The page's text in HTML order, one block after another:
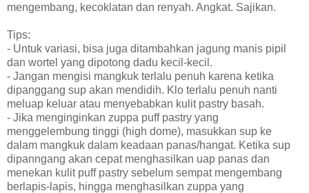
mengembang, kecoklatan dan renyah. Angkat. Sajikan.
Tips:
- Untuk variasi, bisa juga ditambahkan jagung manis pipil
dan wortel yang dipotong dadu kecil-kecil.
- Jangan mengisi mangkuk terlalu penuh karena ketika
dipanggang sup akan mendidih. Klo terlalu penuh nanti
meluap keluar atau menyebabkan kulit pastry basah.
- Jika menginginkan zuppa puff pastry yang
menggelembung tinggi (high dome), masukkan sup ke
dalam mangkuk dalam keadaan panas/hangat. Ketika sup
dipanngang akan cepat menghasilkan uap panas dan
menekan kulit puff pastry sebelum sempat mengembang
berlapis-lapis, hingga menghasilkan zuppa yang